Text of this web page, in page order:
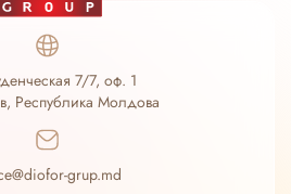
7/7, оф. 1
Республика Молдова
grup.md